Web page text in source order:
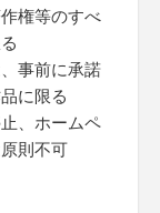
権等のすべ
事前に承諾
に限る
、ホームペ
則不可